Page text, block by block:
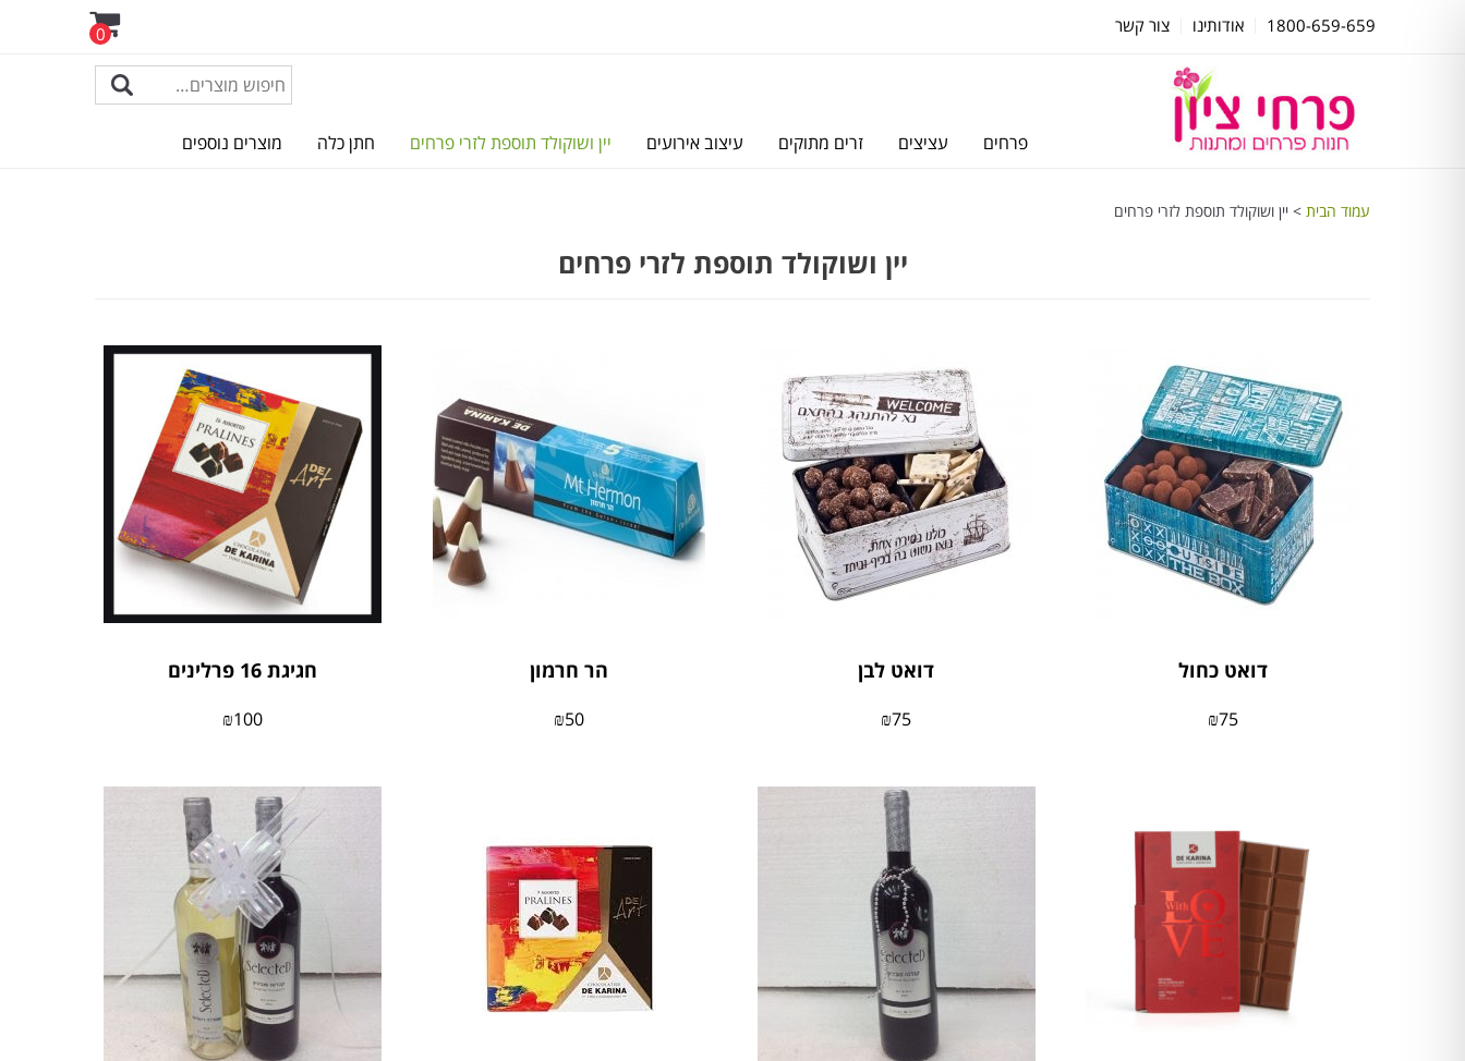
1800-659-659 אודותינו צור קשר 0
פרחים עציצים זרים מתוקים עיצוב אירועים יין ושוקולד תוספת לזרי פרחים חתן כלה מוצרים נוספים
עמוד הבית > יין ושוקולד תוספת לזרי פרחים
יין ושוקולד תוספת לזרי פרחים
דואט כחול
₪75
דואט לבן
₪75
הר חרמון
₪50
חגיגת 16 פרלינים
₪100